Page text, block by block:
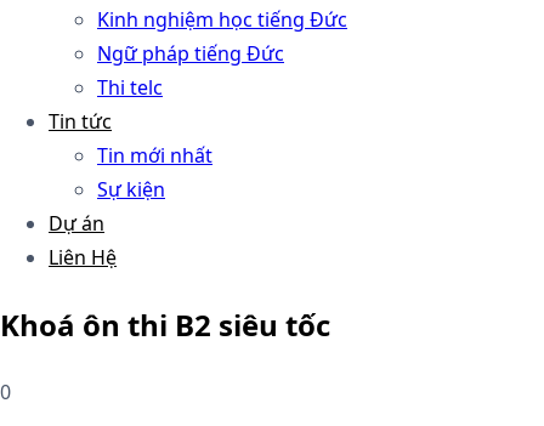
Kinh nghiệm học tiếng Đức
Ngữ pháp tiếng Đức
Thi telc
Tin tức
Tin mới nhất
Sự kiện
Dự án
Liên Hệ
Khoá ôn thi B2 siêu tốc
0